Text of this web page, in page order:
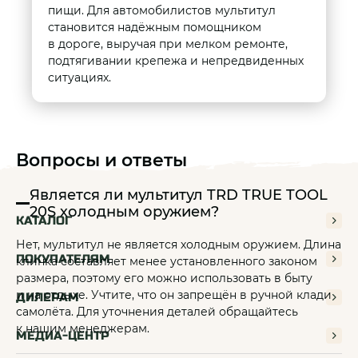
пищи. Для автомобилистов мультитул
становится надёжным помощником
в дороге, выручая при мелком ремонте,
подтягивании крепежа и непредвиденных
ситуациях.
Вопросы и ответы
Является ли мультитул TRD TRUE TOOL
20S холодным оружием?
Нет, мультитул не является холодным оружием. Длина
клинка составляет менее установленного законом
размера, поэтому его можно использовать в быту
и на отдыхе. Учтите, что он запрещён в ручной клади
самолёта. Для уточнения деталей обращайтесь
к нашим менеджерам.
КАТАЛОГ
ПОКУПАТЕЛЯМ
ДИЛЕРАМ
МЕДИА-ЦЕНТР